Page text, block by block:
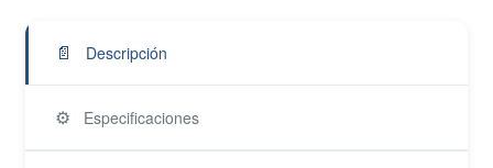
📄 Descripción
⚙️ Especificaciones